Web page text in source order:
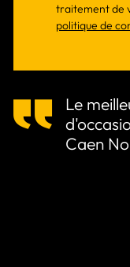
traitement de
politique de
Le
Caen